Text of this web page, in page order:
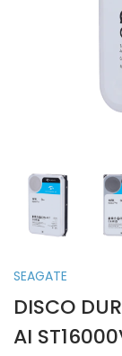
SEAGATE
DISCO
AI